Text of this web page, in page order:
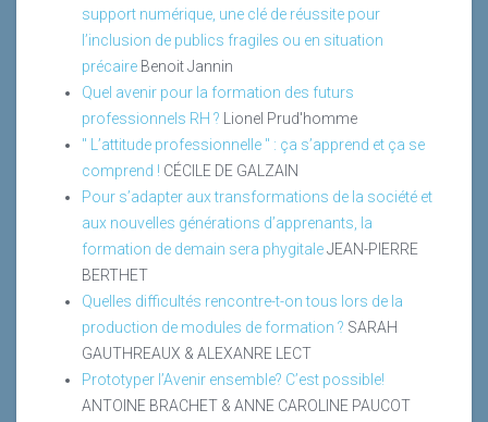
support numérique, une clé de réussite pour
l’inclusion de publics fragiles ou en situation
précaire Benoit Jannin
Quel avenir pour la formation des futurs
professionnels RH ? Lionel Prud'homme
" L’attitude professionnelle " : ça s’apprend et ça se
comprend ! CÉCILE DE GALZAIN
Pour s’adapter aux transformations de la société et
aux nouvelles générations d’apprenants, la
formation de demain sera phygitaleJEAN-PIERRE
BERTHET
Quelles difficultés rencontre-t-on tous lors de la
production de modules de formation ? SARAH
GAUTHREAUX & ALEXANRE LECT
Prototyper l’Avenir ensemble? C’est possible!
ANTOINE BRACHET & ANNE CAROLINE PAUCOT